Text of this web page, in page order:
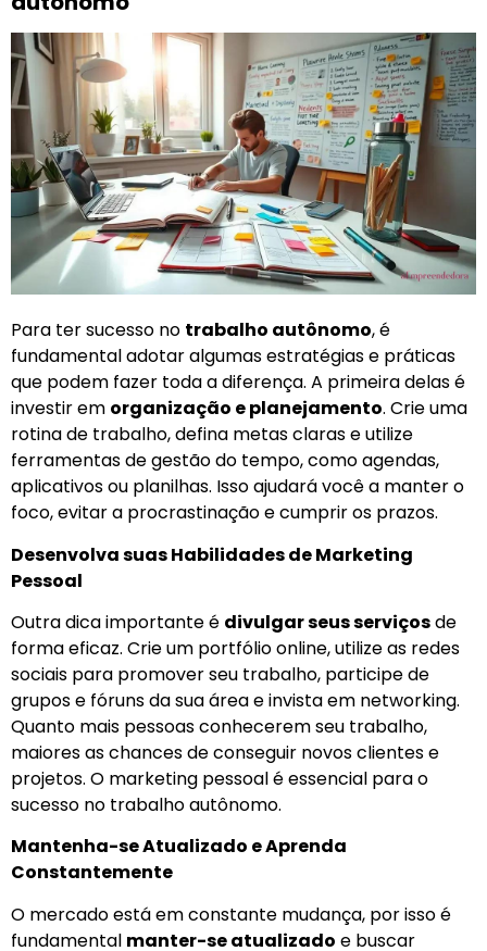
Para ter sucesso no trabalho autônomo, é
fundamental adotar algumas estratégias e práticas
que podem fazer toda a diferença. A primeira delas é
investir em organização e planejamento. Crie uma
rotina de trabalho, defina metas claras e utilize
ferramentas de gestão do tempo, como agendas,
aplicativos ou planilhas. Isso ajudará você a manter o
foco, evitar a procrastinação e cumprir os prazos.
Desenvolva suas Habilidades de Marketing
Pessoal
Outra dica importante é divulgar seus serviçosde
forma eficaz. Crie um portfólio online, utilize as redes
sociais para promover seu trabalho, participe de
grupos e fóruns da sua área e invista em networking.
Quanto mais pessoas conhecerem seu trabalho,
maiores as chances de conseguir novos clientes e
projetos. O marketing pessoal é essencial para o
sucesso no trabalho autônomo.
Mantenha-se Atualizado e Aprenda
Constantemente
O mercado está em constante mudança, por isso é
fundamental manter-se atualizado e buscar